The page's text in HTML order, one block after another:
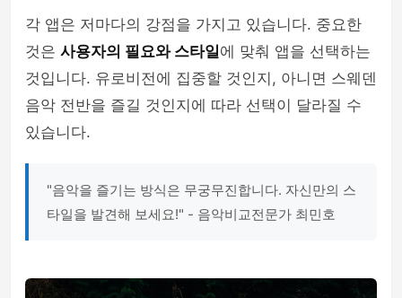
각 앱은 저마다의 강점을 가지고 있습니다. 중요한
것은 사용자의 필요와 스타일에 맞춰 앱을 선택하는
것입니다. 유로비전에 집중할 것인지, 아니면 스웨덴
음악 전반을 즐길 것인지에 따라 선택이 달라질 수
있습니다.
"음악을 즐기는 방식은 무궁무진합니다. 자신만의 스
타일을 발견해 보세요!" - 음악비교전문가 최민호